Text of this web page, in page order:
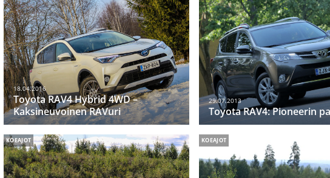
18.04.2016
Toyota RAV4 Hybrid 4WD –
Kaksineuvoinen RAVuri
29.07.2013
Toyota RAV4: Pioneerin
KOEAJOT KOEAJOT